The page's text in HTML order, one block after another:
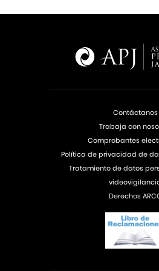
Contáctanos
Trabaja con
Comprobantes
Política de privacidad de
Tratamiento de datos
Derechos